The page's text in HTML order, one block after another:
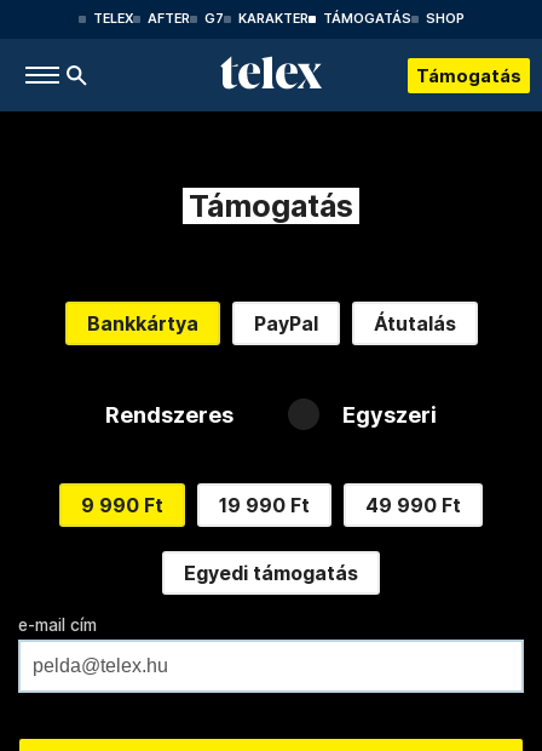
TELEX AFTER G7 KARAKTER TÁMOGATÁS SHOP
Támogatás
Támogatás
Bankkártya PayPal Átutalás
Rendszeres Egyszeri
9 990 Ft 19 990 Ft 49 990 Ft
Egyedi támogatás
e-mail cím